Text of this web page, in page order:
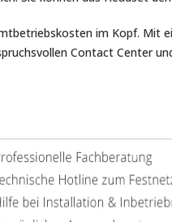
im Kopf. Mit
Contact Center